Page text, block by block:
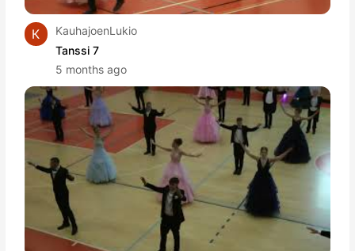
KauhajoenLukio
Tanssi 7
5 months ago